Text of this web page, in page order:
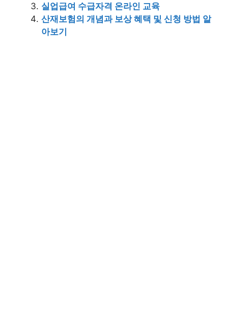
실업급여 수급자격 온라인 교육
산재보험의 개념과 보상 혜택 및 신청 방법 알
아보기